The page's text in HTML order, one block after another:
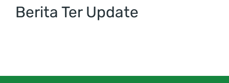
Berita Ter Update